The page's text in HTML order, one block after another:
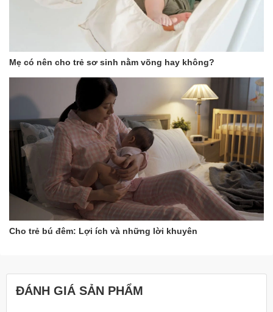
Mẹ có nên cho trẻ sơ sinh nằm võng hay không?
Cho trẻ bú đêm: Lợi ích và những lời khuyên
ĐÁNH GIÁ SẢN PHẨM